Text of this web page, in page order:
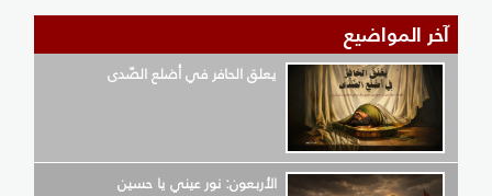
آخر المواضيع
يعلق الحافر في أضلع الصّدى
الأربعون: نور عيني يا حسين